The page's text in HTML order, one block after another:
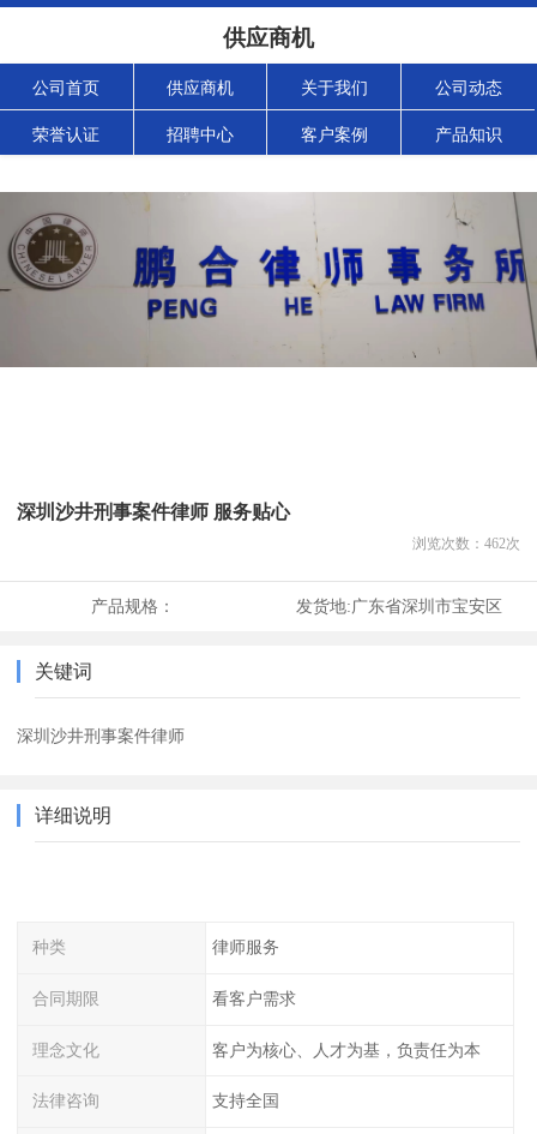
供应商机
公司首页 供应商机 关于我们 公司动态
荣誉认证 招聘中心 客户案例 产品知识
深圳沙井刑事案件律师 服务贴心
浏览次数： 462次
产品规格： 发货地:广东省深圳市宝安区
关键词
深圳沙井刑事案件律师
详细说明
种类 律师服务
合同期限 看客户需求
理念文化 客户为核心、人才为基，负责任为本
法律咨询 支持全国